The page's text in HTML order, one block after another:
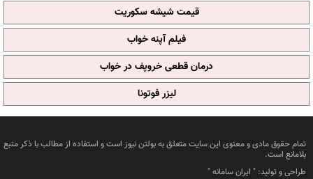
قیمت شیشه سکوریت
فیلم آپنه خواب
درمان قطعی خروپف در خواب
لیزر فوتونا
تمام حقوق مادی و معنوی این سایت متعلق به بولتن نیوز است و استفاده از مطالب با ذکر منبع
بلامانع است.
طراحی و تولید: " ایران سامانه"